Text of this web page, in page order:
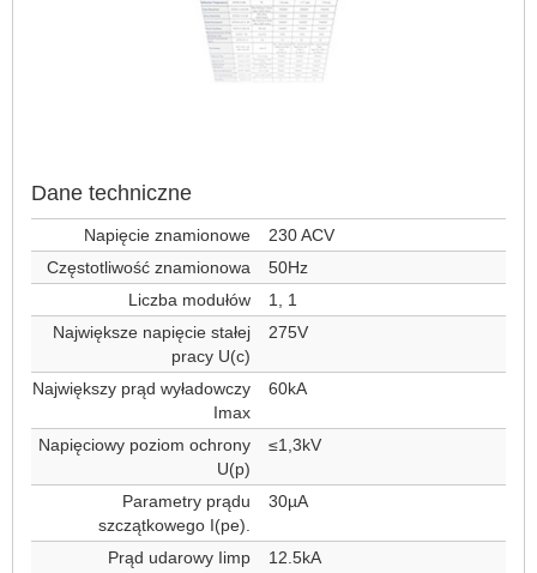
Dane techniczne
Napięcie znamionowe
230 ACV
Częstotliwość znamionowa
50Hz
Liczba modułów
1, 1
Największe napięcie stałej
pracy U(c)
275V
Największy prąd wyładowczy
Imax
60kA
Napięciowy poziom ochrony
U(p)
≤1,3kV
Parametry prądu
szczątkowego I(pe).
30µA
Prąd udarowy Iimp
12.5kA